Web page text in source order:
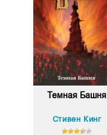
Темная Башня
Стивен Кинг